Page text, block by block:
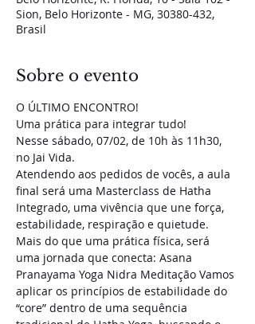
Sion, Belo Horizonte - MG, 30380-432,
Brasil
Sobre o evento
O ÚLTIMO ENCONTRO!
Uma prática para integrar tudo!
Nesse sábado, 07/02, de 10h às 11h30,
no Jai Vida.
Atendendo aos pedidos de vocês, a aula
final será uma Masterclass de Hatha
Integrado, uma vivência que une força,
estabilidade, respiração e quietude.
Mais do que uma prática física, será
uma jornada que conecta: Asana
Pranayama Yoga Nidra Meditação Vamos
aplicar os princípios de estabilidade do
“core” dentro de uma sequência